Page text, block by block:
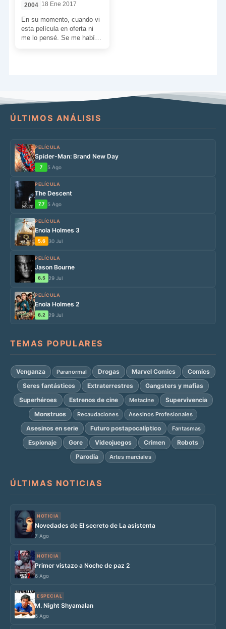
2004 18 Ene 2017
En su momento, cuando vi
esta película en oferta ni
me lo pensé. Se me había
ÚLTIMOS ANÁLISIS
PELÍCULA
Spider-Man: Brand New Day
7 5 Ago
PELÍCULA
The Descent
7.7 5 Ago
PELÍCULA
Enola Holmes 3
5.6 30 Jul
PELÍCULA
Jason Bourne
6.5 29 Jul
PELÍCULA
Enola Holmes 2
6.2 29 Jul
TEMAS POPULARES
Venganza Paranormal Drogas Marvel Comics
Comics
Seres fantásticos
Extraterrestres
Gangsters y mafias
Superhéroes
Estrenos de cine Metacine
Supervivencia
Monstruos
Recaudaciones Asesinos Profesionales
Asesinos en serie Futuro postapocalíptico Fantasmas
Espionaje Gore Videojuegos Crimen
Robots
Parodia
Artes marciales
ÚLTIMAS NOTICIAS
NOTICIA
Novedades de El secreto de La asistenta
7 Ago
NOTICIA
Primer vistazo a Noche de paz 2
6 Ago
ESPECIAL
M. Night Shyamalan
6 Ago